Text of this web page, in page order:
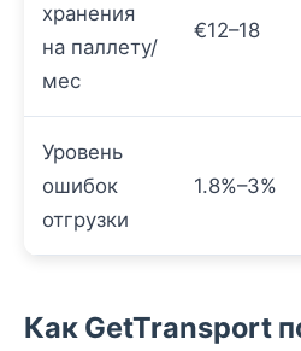
хранения
на паллету/
мес
€12–18
Уровень
ошибок
отгрузки
1.8%–3%
Как GetTransport